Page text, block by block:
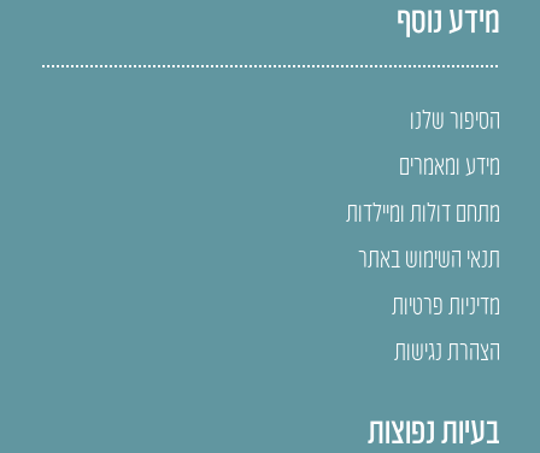
מידע נוסף
הסיפור שלנו
מידע ומאמרים
מתחם דולות ומיילדות
תנאי השימוש באתר
מדיניות פרטיות
הצהרת נגישות
בעיות נפוצות